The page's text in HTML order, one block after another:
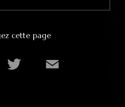
cette page